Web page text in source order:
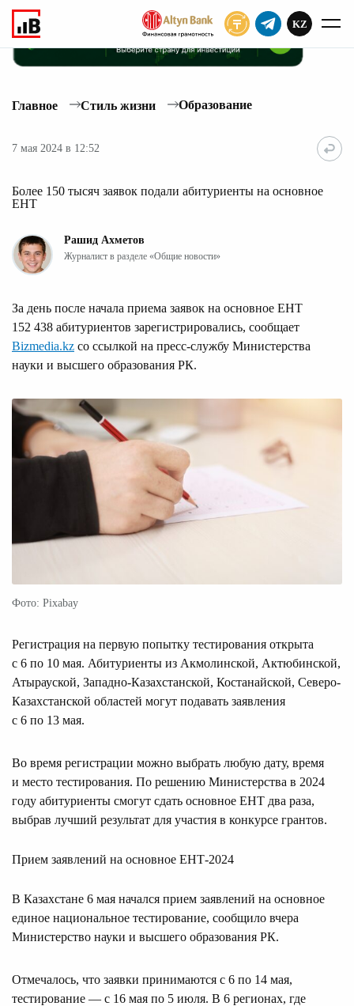
KZ
Главное Стиль жизни Образование
7 мая 2024 в 12:52
Более 150 тысяч заявок подали абитуриенты на основное
ЕНТ
Рашид Ахметов
Журналист в разделе «Общие новости»
За день после начала приема заявок на основное ЕНТ
152 438 абитуриентов зарегистрировались, сообщает
Bizmedia.kz со ссылкой на пресс-службу Министерства
науки и высшего образования РК.
Фото: Pixabay
Регистрация на первую попытку тестирования открыта
с 6 по 10 мая. Абитуриенты из Акмолинской, Актюбинской,
Атырауской, Западно-Казахстанской, Костанайской, Северо-
Казахстанской областей могут подавать заявления
с 6 по 13 мая.
Во время регистрации можно выбрать любую дату, время
и место тестирования. По решению Министерства в 2024
году абитуриенты смогут сдать основное ЕНТ два раза,
выбрав лучший результат для участия в конкурсе грантов.
Прием заявлений на основное ЕНТ-2024
В Казахстане 6 мая начался прием заявлений на основное
единое национальное тестирование, сообщило вчера
Министерство науки и высшего образования РК.
Отмечалось, что заявки принимаются с 6 по 14 мая,
тестирование — с 16 мая по 5 июля. В 6 регионах, где